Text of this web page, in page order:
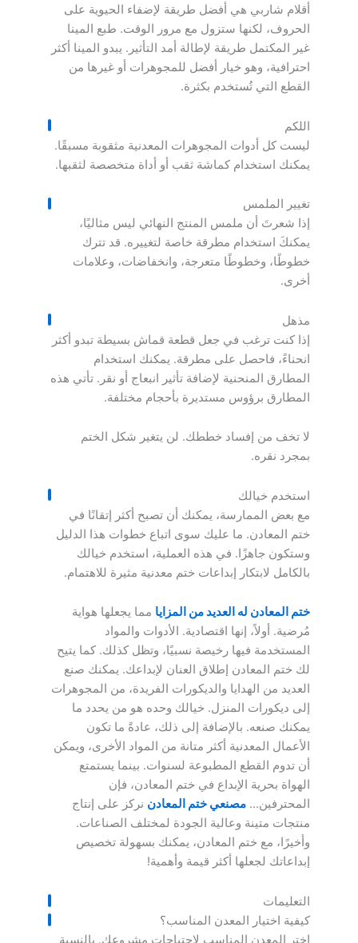
أقلام شاربي هي أفضل طريقة لإضفاء الحيوية على
الحروف، لكنها ستزول مع مرور الوقت. طبع المينا
غير المكتمل طريقة لإطالة أمد التأثير. يبدو المينا أكثر
احترافية، وهو خيار أفضل للمجوهرات أو غيرها من
القطع التي تُستخدم بكثرة.
اللكم
ليست كل أدوات المجوهرات المعدنية مثقوبة مسبقًا.
يمكنك استخدام كماشة ثقب أو أداة متخصصة لثقبها.
تغيير الملمس
إذا شعرتَ أن ملمس المنتج النهائي ليس مثاليًا،
يمكنكَ استخدام مطرقة خاصة لتغييره. قد تترك
خطوطًا، وخطوطًا متعرجة، وانخفاضات، وعلامات
أخرى.
مذهل
إذا كنت ترغب في جعل قطعة قماش بسيطة تبدو أكثر
انحناءً، فاحصل على مطرقة. يمكنك استخدام
المطارق المنحنية لإضافة تأثير انبعاج أو نقر. تأتي هذه
المطارق برؤوس مستديرة بأحجام مختلفة.
لا تخف من إفساد خططك. لن يتغير شكل الختم
بمجرد نقره.
استخدم خيالك
مع بعض الممارسة، يمكنك أن تصبح أكثر إتقانًا في
ختم المعادن. ما عليك سوى اتباع خطوات هذا الدليل
وستكون جاهزًا. في هذه العملية، استخدم خيالك
بالكامل لابتكار إبداعات ختم معدنية مثيرة للاهتمام.
ختم المعادن له العديد من المزايا مما يجعلها هواية
مُرضية. أولاً، إنها اقتصادية. الأدوات والمواد
المستخدمة فيها رخيصة نسبيًا، وتظل كذلك. كما يتيح
لك ختم المعادن إطلاق العنان لإبداعك. يمكنك صنع
العديد من الهدايا والديكورات الفريدة، من المجوهرات
إلى ديكورات المنزل. خيالك وحده هو من يحدد ما
يمكنك صنعه. بالإضافة إلى ذلك، عادةً ما تكون
الأعمال المعدنية أكثر متانة من المواد الأخرى، ويمكن
أن تدوم القطع المطبوعة لسنوات. بينما يستمتع
الهواة بحرية الإبداع في ختم المعادن، فإن
المحترفين... مصنعي ختم المعادن نركز على إنتاج
منتجات متينة وعالية الجودة لمختلف الصناعات.
وأخيرًا، مع ختم المعادن، يمكنك بسهولة تخصيص
إبداعاتك لجعلها أكثر قيمة وأهمية!
التعليمات
كيفية اختيار المعدن المناسب؟
اختر المعدن المناسب لاحتياجات مشروعك. بالنسبة